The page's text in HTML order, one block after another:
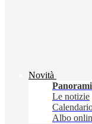
Novità
Le notizie
Albo